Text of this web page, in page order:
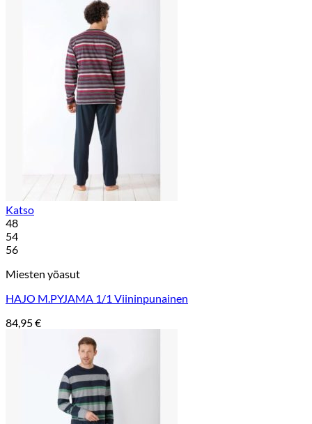
Katso
48
54
56
Miesten yöasut
HAJO M.PYJAMA 1/1 Viininpunainen
84,95€